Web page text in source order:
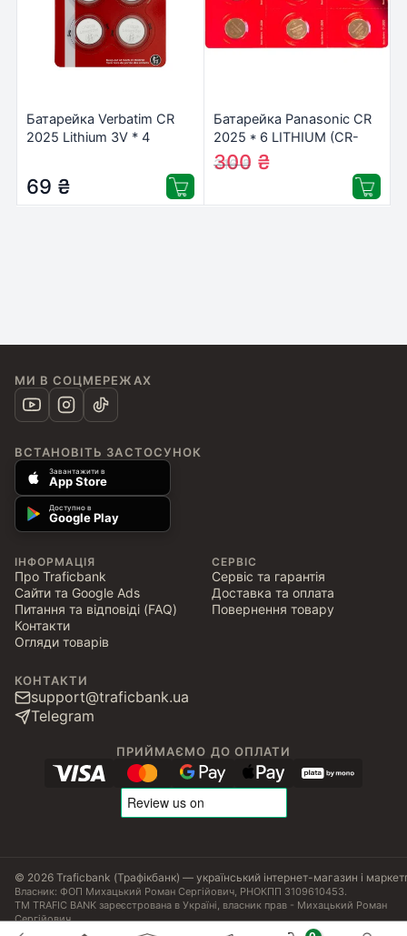
Батарейка Verbatim CR
2025 Lithium 3V * 4
69 ₴
Батарейка Panasonic CR
2025 * 6 LITHIUM (CR-
2025EL/6B)
316₴
300 ₴
МИ В СОЦМЕРЕЖАХ
ВСТАНОВІТЬ ЗАСТОСУНОК
Завантажити в
App Store
Доступно в
Google Play
ІНФОРМАЦІЯ
Про Traficbank
Сайти та Google Ads
Питання та відповіді (FAQ)
Контакти
Огляди товарів
СЕРВІС
Сервіс та гарантія
Доставка та оплата
Повернення товару
КОНТАКТИ
support@traficbank.ua
Telegram
ПРИЙМАЄМО ДО ОПЛАТИ
© 2026 Traficbank (Трафікбанк) — український інтернет-магазин і
Власник: ФОП Михацький Роман Сергійович, РНОКПП 3109610453.
ТМ TRAFIC BANK зареєстрована в Україні, власник прав - Михацький Роман
Сергійович.